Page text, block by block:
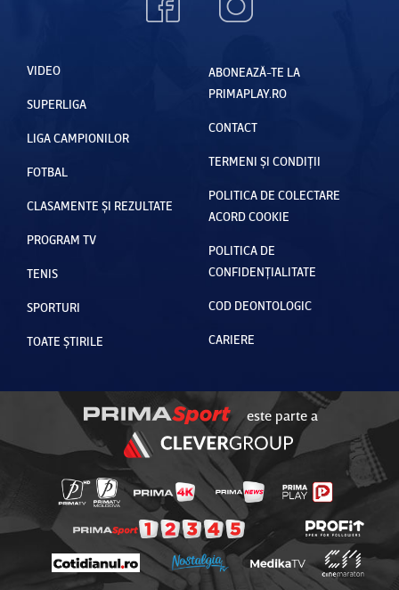
PrimaTV,
marţi, de
la 21:45
VIDEO
SUPERLIGA
LIGA CAMPIONILOR
FOTBAL
CLASAMENTE ȘI REZULTATE
PROGRAM TV
TENIS
SPORTURI
TOATE ȘTIRILE
ABONEAZĂ-TE LA
PRIMAPLAY.RO
CONTACT
TERMENI ȘI CONDIȚII
POLITICA DE COLECTARE
ACORD COOKIE
POLITICA DE
CONFIDENȚIALITATE
COD DEONTOLOGIC
CARIERE
este parte a